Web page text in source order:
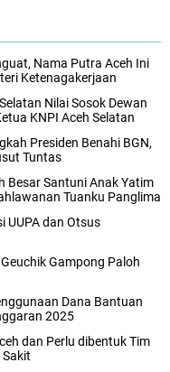
Nama Putra Aceh Ini
Ketenagakerjaan
Nilai Sosok Dewan
KNPI Aceh Selatan
Presiden Benahi BGN,
Tuntas
Besar Santuni Anak Yatim
Tuanku Panglima
UUPA dan Otsus
Gampong Paloh
Dana Bantuan
2025
dan Perlu dibentuk Tim